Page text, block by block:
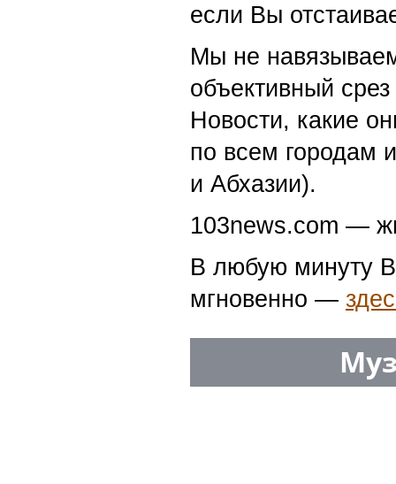
если Вы
Мы не
объективный
Новости, какие
по всем городам
и Абхазии).
103news.com —
В любую минуту
мгновенно —